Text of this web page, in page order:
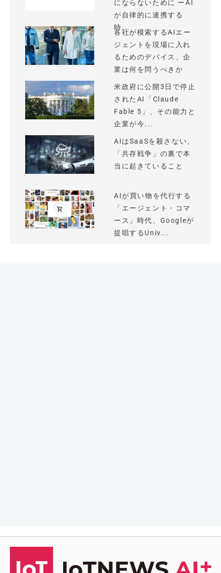
にならないために ーAI
が自律的に連携する
時...
各社が模索するAIエー
ジェントを現場に入れ
るためのデバイス、企
業は何を問うべきか
米政府に公開3日で停止
されたAI「Claude
Fable 5」、その能力と
企業が今...
AIはSaaSを殺さない、
「共存戦争」の裏で本
当に起きていること
AIが買い物を代行する
「エージェント・コマ
ース」時代、Googleが
提唱するUniv...